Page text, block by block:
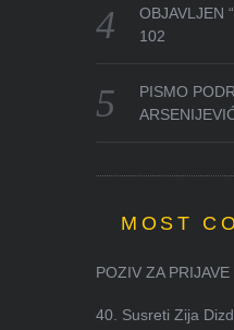
OBJAVLJEN
102
PISMO
MOST
POZIV ZA PRIJAVE
40. Susreti Zija